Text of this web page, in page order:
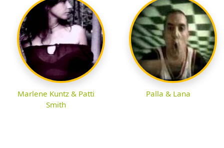
Marlene Kuntz & Patti
Smith
Palla & Lana